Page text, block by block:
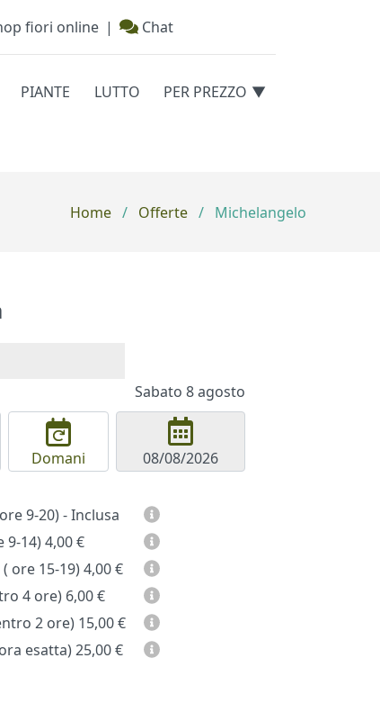
fiori online | Chat
PIANTE LUTTO PER PREZZO
Home / Offerte / Michelangelo
Sabato 8 agosto
Domani
(ore 9-20) - Inclusa
9-14)4,00 €
ore 15-19)4,00 €
4 ore) 6,00 €
2 ore) 15,00 €
esatta)25,00 €